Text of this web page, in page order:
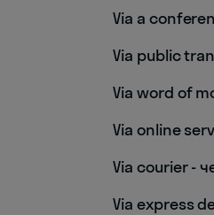
Via a
Via public
Via word of
Via online
Via courier -
Via express